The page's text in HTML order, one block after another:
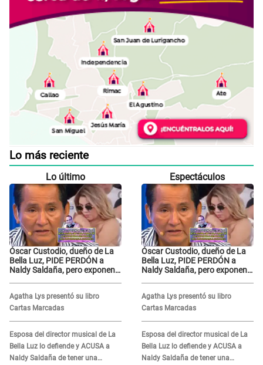
Lo más reciente
Lo último
Óscar Custodio, dueño de La
Bella Luz, PIDE PERDÓN a
Naldy Saldaña, pero exponen
grabar"
Agatha Lys presentó su libro
Cartas Marcadas
Esposa del director musical de La
Bella Luz lo defiende y ACUSA a
Naldy Saldaña de tener una
Espectáculos
Óscar Custodio, dueño de La
Bella Luz, PIDE PERDÓN a
Naldy Saldaña, pero exponen
grabar"
Agatha Lys presentó su libro
Cartas Marcadas
Esposa del director musical de La
Bella Luz lo defiende y ACUSA a
Naldy Saldaña de tener una